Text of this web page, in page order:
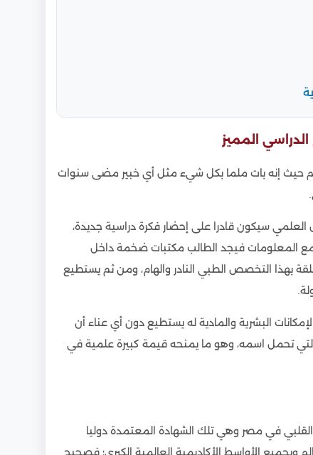
المميز
حيث إنه بات ملما بكل شيء مثل أي خبير مضى سنوات
سيكون قادرا على إحضار فكرة دراسية جديدة،
المعلومات فيجد الطالب مكتبات ضخمة داخل
بهذا التخصص الطبي النادر والهام، ومن ثم يستطيع
البشرية والمادية له يستطيع دون أي عناء أن
تحمل اسمه، وهو ما يمنحه قيمة كبيرة علمية في
القلبي في مصر وهي تلك الشهادة المعتمدة دوليا
وبجميع الأواسط الأكاديمية العالمية الكبرى؛ فصحيح